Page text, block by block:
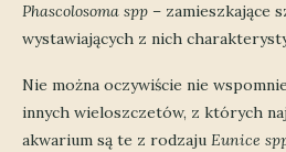
Phascolosoma spp – zamieszkające
wystawiających z nich
Nie można oczywiście nie
innych wieloszczetów, z których
akwarium są te z rodzaju Eunice